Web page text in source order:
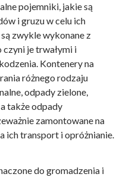
pojemniki, jakie są
i gruzu w celu ich
zwykle wykonane z
je trwałymi i
Kontenery na
różnego rodzaju
odpady zielone,
także odpady
zamontowane na
ich transport i opróżnianie.
do gromadzenia i